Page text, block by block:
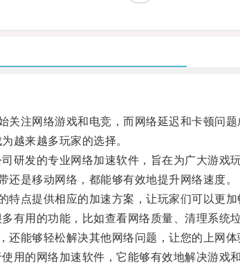
注网络游戏和电竞，而网络延迟和卡顿问题
来越多玩家的选择。
发的专业网络加速软件，旨在为广大游戏玩
是移动网络，都能够有效地提升网络速度。
点提供相应的加速方案，让玩家们可以更加
用的功能，比如查看网络质量、清理系统垃
能够轻松解决其他网络问题，让您的上网体
的网络加速软件，它能够有效地解决游戏